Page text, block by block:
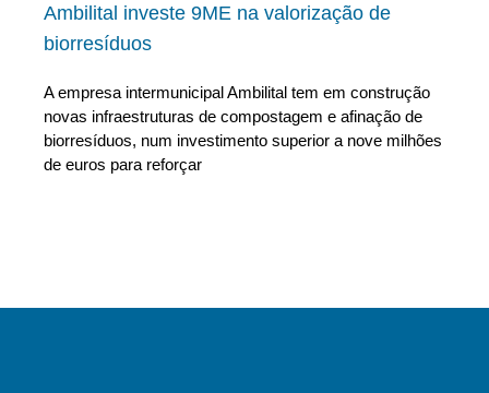
Ambilital investe 9ME na valorização de
biorresíduos
A empresa intermunicipal Ambilital tem em construção
novas infraestruturas de compostagem e afinação de
biorresíduos, num investimento superior a nove milhões
de euros para reforçar